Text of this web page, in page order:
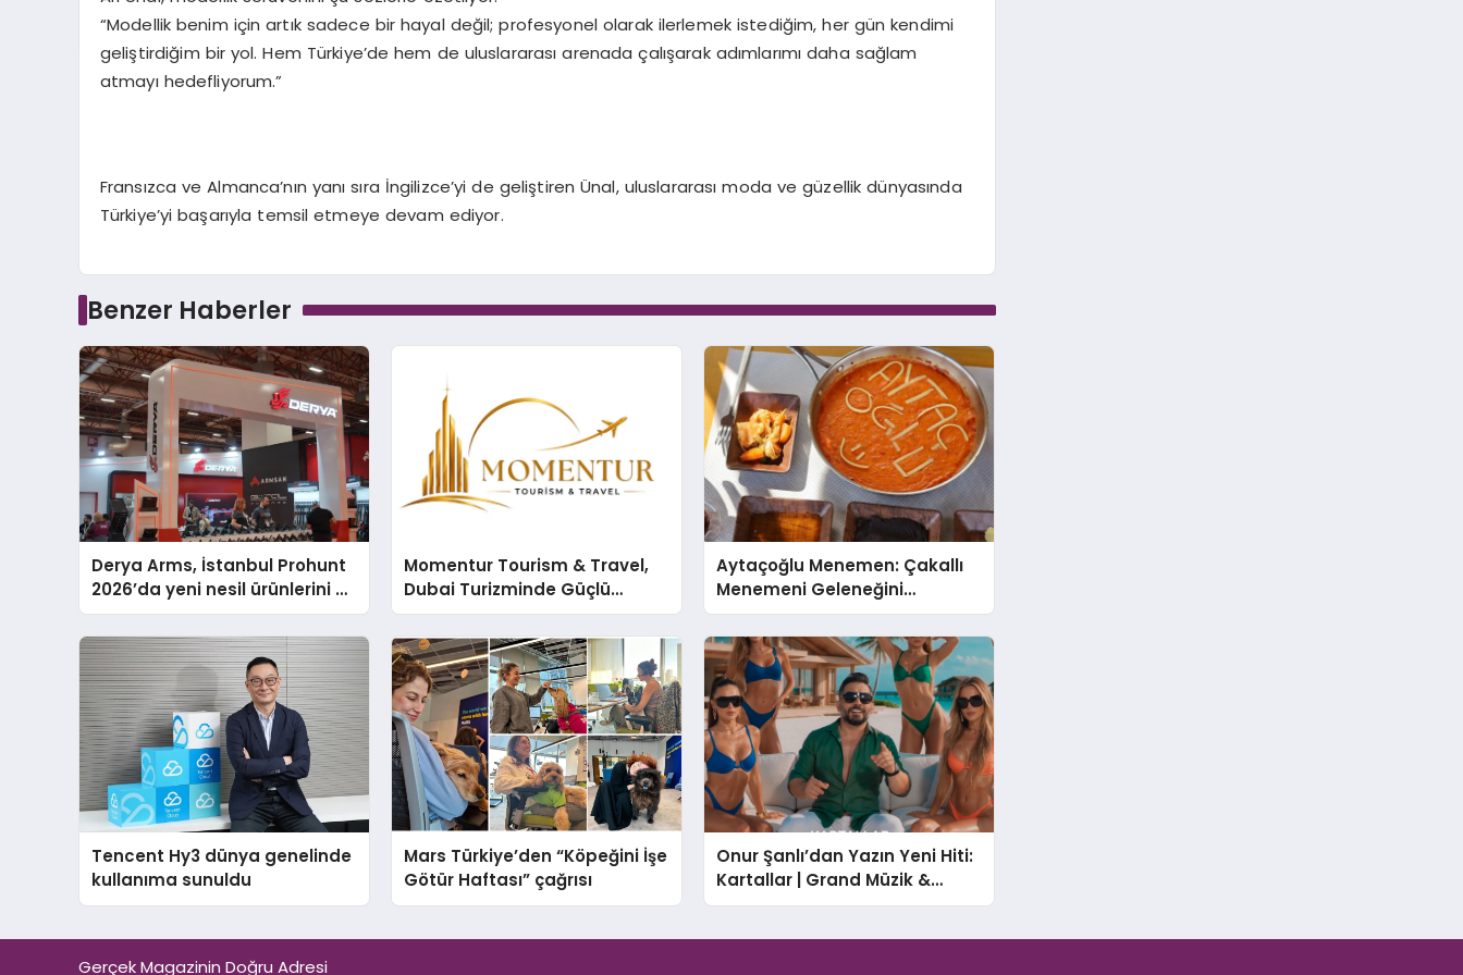
“Modellik benim için artık sadece bir hayal değil; profesyonel olarak ilerlemek istediğim, her gün kendimi
geliştirdiğim bir yol. Hem Türkiye’de hem de uluslararası arenada çalışarak adımlarımı daha sağlam
atmayı hedefliyorum.”
Fransızca ve Almanca’nın yanı sıra İngilizce’yi de geliştiren Ünal, uluslararası moda ve güzellik dünyasında
Türkiye’yi başarıyla temsil etmeye devam ediyor.
Benzer Haberler
Derya Arms, İstanbul Prohunt
2026’da yeni nesil ürünlerini ve
global marka vizyonunu
sergiledi
Momentur Tourism & Travel,
Dubai Turizminde Güçlü
Operasyon Ağıyla Fark
Yaratıyor
Aytaçoğlu Menemen: Çakallı
Menemeni Geleneğini
Yaşatan Aile İşletmesi
Tencent Hy3 dünya genelinde
kullanıma sunuldu
Mars Türkiye’den “Köpeğini İşe
Götür Haftası” çağrısı
Onur Şanlı’dan Yazın Yeni Hiti:
Kartallar | Grand Müzik &
Nihat Ulaş İmzalı Yeni Şarkı
Gerçek Magazinin Doğru Adresi